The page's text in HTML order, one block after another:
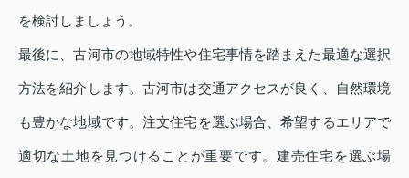
を検討しましょう。
最後に、古河市の地域特性や住宅事情を踏まえた最適な選択
方法を紹介します。古河市は交通アクセスが良く、自然環境
も豊かな地域です。注文住宅を選ぶ場合、希望するエリアで
適切な土地を見つけることが重要です。建売住宅を選ぶ場